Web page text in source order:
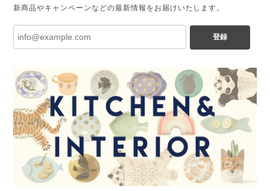
新商品やキャンペーンなどの最新情報をお届けいたします。
登録